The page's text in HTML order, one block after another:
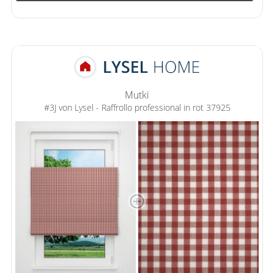
Mutki
#3J von Lysel - Raffrollo professional in rot 37925